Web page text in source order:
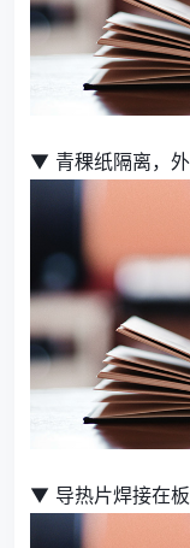
▼ 青稞纸隔离，外
▼ 导热片焊接在板